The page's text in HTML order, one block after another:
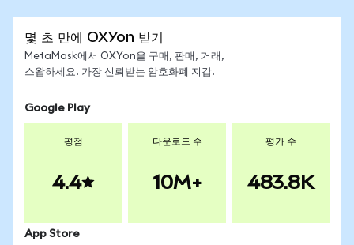
몇 초 만에 OXYon 받기
MetaMask에서 OXYon을 구매, 판매, 거래,
스왑하세요. 가장 신뢰받는 암호화폐 지갑.
Google Play
평점
4.4
다운로드 수
10M+
평가 수
483.8K
App Store